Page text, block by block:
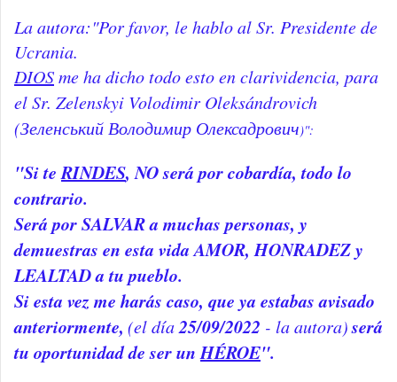
La autora:"Por favor, le hablo al Sr. Presidente de
Ucrania.
DIOSme ha dicho todo esto en clarividencia, para
el Sr. Zelenskyi Volodimir Oleksándrovich
(Зеленський Володимир Олексадрович)":
"Si teRINDES, NO será por cobardía, todo lo
contrario.
Será por SALVAR a muchas personas, y
demuestras en esta vida AMOR, HONRADEZ y
LEALTAD a tu pueblo.
Si esta vez me harás caso, que ya estabas avisado
anteriormente, (el día25/09/2022 - la autora)será
tu oportunidad de ser unHÉROE".